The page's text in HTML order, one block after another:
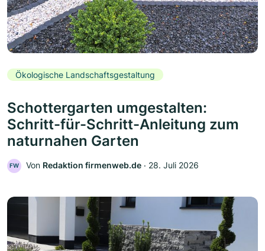
Ökologische Landschaftsgestaltung
Schottergarten umgestalten:
Schritt-für-Schritt-Anleitung zum
naturnahen Garten
FW Von Redaktion firmenweb.de ‧ 28. Juli 2026